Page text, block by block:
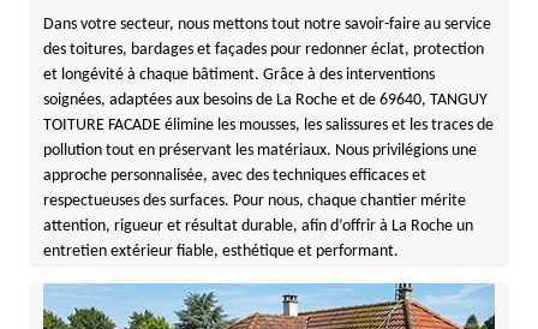
Dans votre secteur, nous mettons tout notre savoir-faire au service
des toitures, bardages et façades pour redonner éclat, protection
et longévité à chaque bâtiment. Grâce à des interventions
soignées, adaptées aux besoins de La Roche et de 69640, TANGUY
TOITURE FACADE élimine les mousses, les salissures et les traces de
pollution tout en préservant les matériaux. Nous privilégions une
approche personnalisée, avec des techniques efficaces et
respectueuses des surfaces. Pour nous, chaque chantier mérite
attention, rigueur et résultat durable, afin d’offrir à La Roche un
entretien extérieur fiable, esthétique et performant.